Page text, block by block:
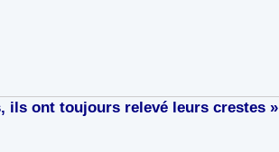
ils ont toujours relevé leurs crestes »